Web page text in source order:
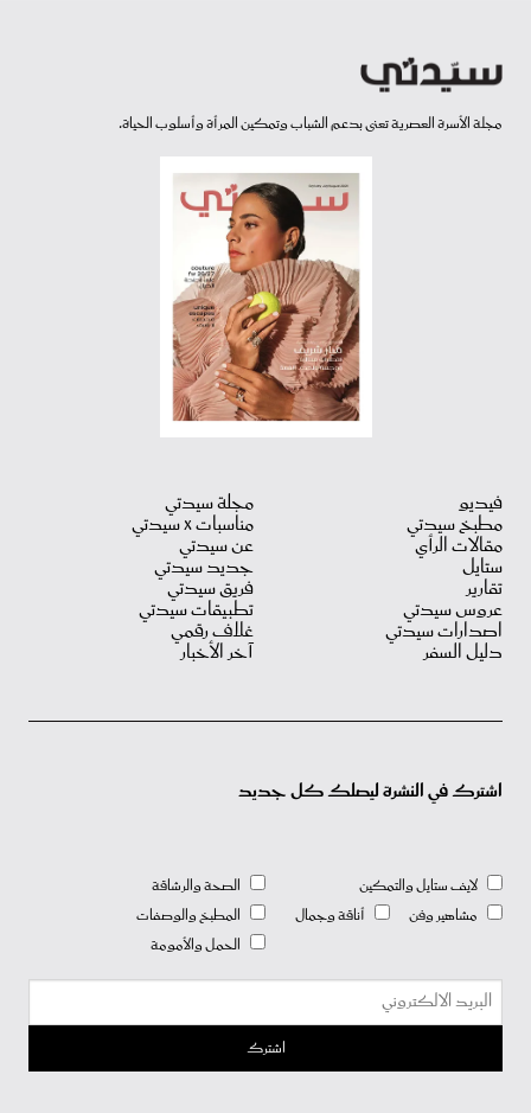
مجلة الأسرة العصرية تعنى بدعم الشباب وتمكين المرأة وأسلوب الحياة.
فيديو
مطبخ سيدتي
مقالات الرأي
ستايل
تقارير
عروس سيدتي
اصدارات سيدتي
دليل السفر
مجلة سيدتي
مناسبات X سيدتي
عن سيدتي
جديد سيدتي
فريق سيدتي
تطبيقات سيدتي
غلاف رقمي
آخر الأخبار
اشترك في النشرة ليصلك كل جديد
لايف ستايل والتمكين
مشاهير وفن
أناقة وجمال
الصحة والرشاقة
المطبخ والوصفات
الحمل والأمومة